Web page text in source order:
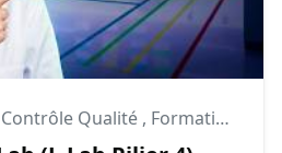
Contrôle Qualité , Formation Qualité